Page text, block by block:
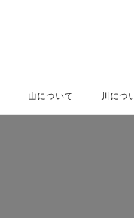
山について 川につ